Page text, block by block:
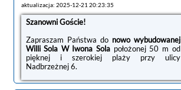
aktualizacja: 2025-12-21 20:23:35
Szanowni Goście!
Zapraszam Państwa do nowo wybudowanej
Willi Sola W Iwona Sola położonej 50 m od
pięknej i szerokiej plaży przy ulicy
Nadbrzeżnej 6.
Do Państwa dyspozycji oferujemy6 pokoi 2-